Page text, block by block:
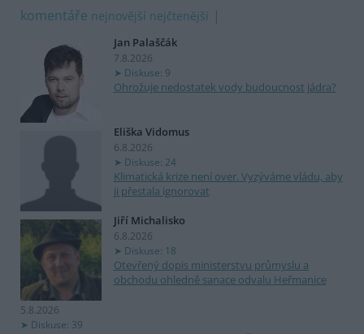
komentáře nejnovější nejčtenější
Jan Palaščák
7.8.2026
Diskuse: 9
Ohrožuje nedostatek vody budoucnost jádra?
Eliška Vidomus
6.8.2026
Diskuse: 24
Klimatická krize není over. Vyzýváme vládu, aby
ji přestala ignorovat
Jiří Michalisko
6.8.2026
Diskuse: 18
Otevřený dopis ministerstvu průmyslu a
obchodu ohledně sanace odvalu Heřmanice
5.8.2026
Diskuse: 39